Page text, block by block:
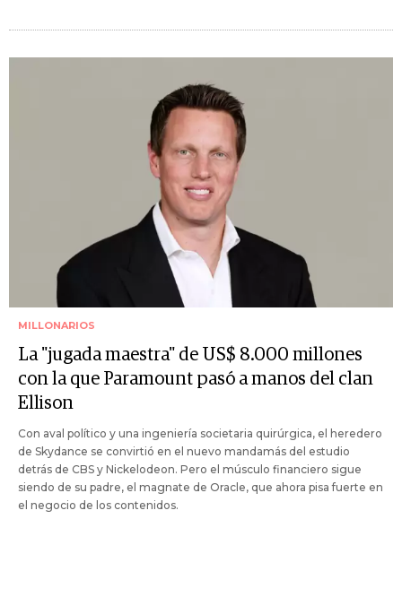
MILLONARIOS
La "jugada maestra" de US$ 8.000 millones
con la que Paramount pasó a manos del clan
Ellison
Con aval político y una ingeniería societaria quirúrgica, el heredero
de Skydance se convirtió en el nuevo mandamás del estudio
detrás de CBS y Nickelodeon. Pero el músculo financiero sigue
siendo de su padre, el magnate de Oracle, que ahora pisa fuerte en
el negocio de los contenidos.